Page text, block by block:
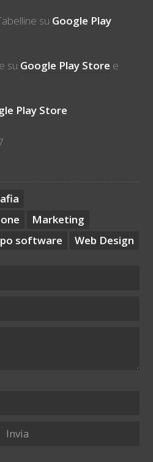
su Google Play
su Google Play Store e
Play Store
Marketing
software Web Design